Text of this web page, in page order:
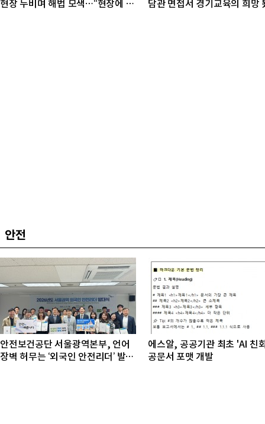
현장 누비며 해법 모색…“현장에 답
담관 면접서 경기교육의 희망
안전
안전보건공단 서울광역본부, 언어
장벽 허무는 ‘외국인 안전리더’ 발대
에스알, 공공기관 최초 'AI 친
공문서 포맷 개발